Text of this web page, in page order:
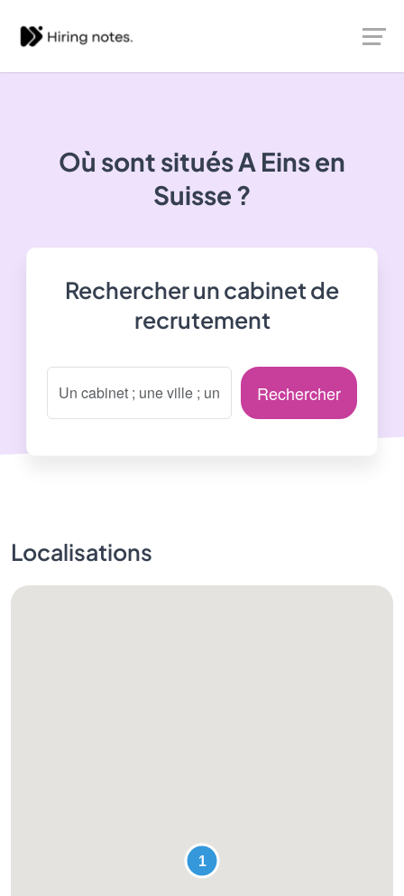
Où sont situésA Einsen
Suisse ?
Rechercher un cabinet de
recrutement
Rechercher
Localisations